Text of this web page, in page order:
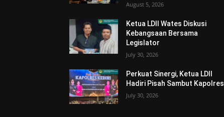
August 5, 2026
Ketua LDII Wates Diskusi
Kebangsaan Bersama
Legislator
July 30, 2026
Perkuat Sinergi, Ketua LDII
Hadiri Pisah Sambut Kapolres
July 30, 2026